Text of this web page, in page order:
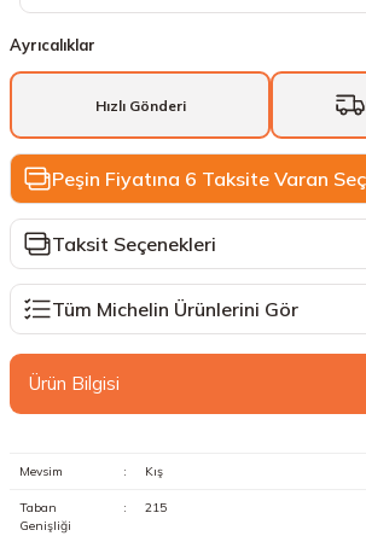
Ayrıcalıklar
Hızlı Gönderi
Peşin Fiyatına 6 Taksite Varan
Taksit Seçenekleri
Tüm Michelin Ürünlerini Gör
Ürün Bilgisi
Mevsim : Kış
Taban
Genişliği
: 215